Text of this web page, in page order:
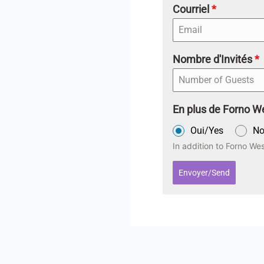
Courriel*
Nombre d'Invités*
En plus de Forno
Oui/Yes
In addition to Forno
Envoyer/Send